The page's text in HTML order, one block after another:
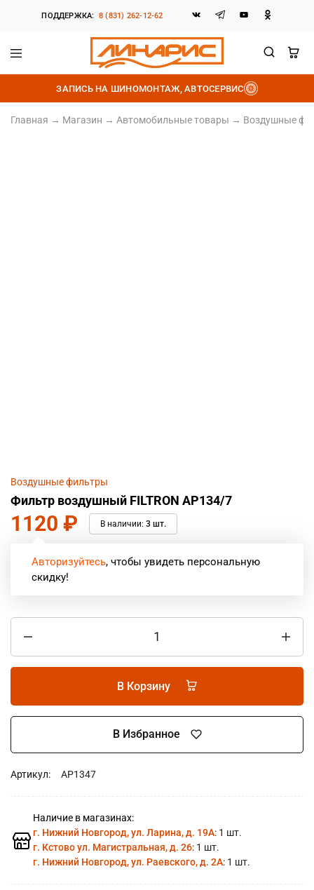
ПОДДЕРЖКА: 8 (831) 262-12-62
Линарис
Продажа
шин,
дисков
и
аккумуляторов
ЗАПИСЬ НА ШИНОМОНТАЖ, АВТОСЕРВИС
Главная → Магазин → Автомобильные товары → Воздушные
Воздушные фильтры
Фильтр воздушный FILTRON AP134/7
1120 ₽ В наличии: 3 шт.
Авторизуйтесь, чтобы увидеть персональную
скидку!
В Корзину
В Избранное
Артикул: AP1347
Наличие в магазинах:
г. Нижний Новгород, ул. Ларина, д. 19А: 1 шт.
г. Кстово ул. Магистральная, д. 26: 1 шт.
г. Нижний Новгород, ул. Раевского, д. 2А: 1 шт.